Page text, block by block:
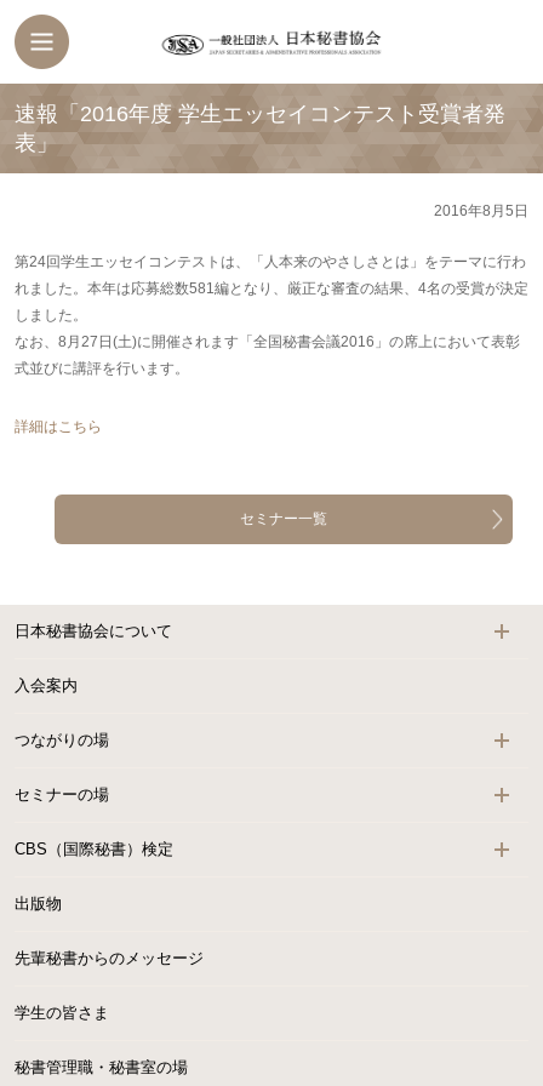
速報「2016年度 学生エッセイコンテスト受賞者発
表」
2016年8月5日
第24回学生エッセイコンテストは、「人本来のやさしさとは」をテーマに行わ
れました。本年は応募総数581編となり、厳正な審査の結果、4名の受賞が決定
しました。
なお、8月27日(土)に開催されます「全国秘書会議2016」の席上において表彰
式並びに講評を行います。
詳細はこちら
セミナー一覧
日本秘書協会について
入会案内
つながりの場
セミナーの場
CBS（国際秘書）検定
出版物
先輩秘書からのメッセージ
学生の皆さま
秘書管理職・秘書室の場